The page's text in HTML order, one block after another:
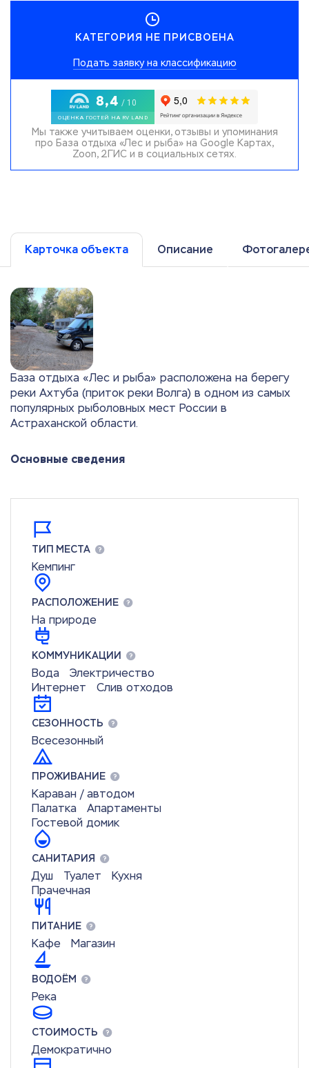
КАТЕГОРИЯ НЕ ПРИСВОЕНА
Подать заявку на классификацию
Мы также учитываем оценки, отзывы и упоминания
про База отдыха «Лес и рыба» на Google Картах,
Zoon, 2ГИС и в социальных сетях.
Карточка объекта Описание
База отдыха «Лес и рыба» расположена на берегу
реки Ахтуба (приток реки Волга) в одном из самых
популярных рыболовных мест России в
Астраханской области.
Основные сведения
ТИП МЕСТА
Кемпинг
РАСПОЛОЖЕНИЕ
На природе
КОММУНИКАЦИИ
Вода
Электричество
Интернет
Слив отходов
СЕЗОННОСТЬ
Всесезонный
ПРОЖИВАНИЕ
Караван / автодом
Палатка
Апартаменты
Гостевой домик
САНИТАРИЯ
Душ Туалет
Кухня
Прачечная
ПИТАНИЕ
Кафе Магазин
ВОДОЁМ
Река
СТОИМОСТЬ
Демократично